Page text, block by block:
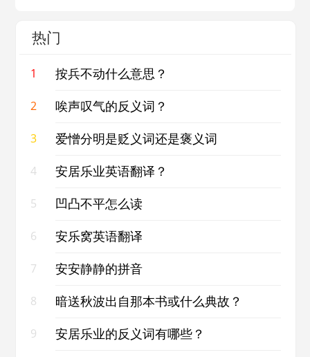
热门
1 按兵不动什么意思？
2 唉声叹气的反义词？
3 爱憎分明是贬义词还是褒义词
4 安居乐业英语翻译？
5 凹凸不平怎么读
6 安乐窝英语翻译
7 安安静静的拼音
8 暗送秋波出自那本书或什么典故？
9 安居乐业的反义词有哪些？